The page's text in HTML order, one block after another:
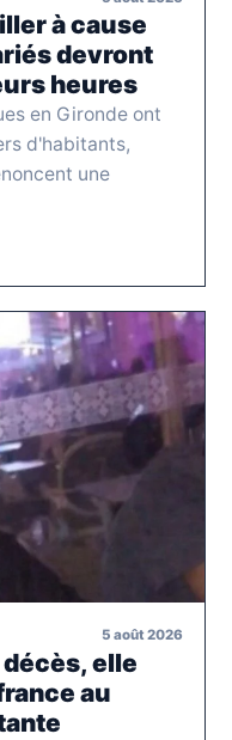
à cause
devront
heures
en Gironde ont
d'habitants,
une
5 août 2026
elle
au